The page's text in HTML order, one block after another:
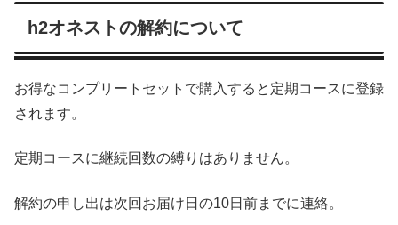
h2オネストの解約について
お得なコンプリートセットで購入すると定期コースに登録
されます。
定期コースに継続回数の縛りはありません。
解約の申し出は次回お届け日の10日前までに連絡。